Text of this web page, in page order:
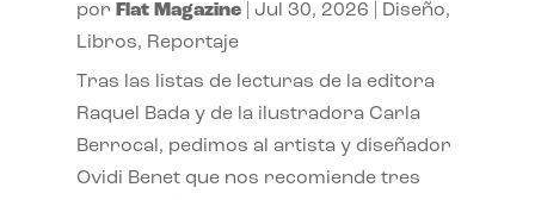
por Flat Magazine| Jul 30, 2026 Diseño,
Libros, Reportaje
Tras las listas de lecturas de la editora
Raquel Bada y de la ilustradora Carla
Berrocal, pedimos al artista y diseñador
Ovidi Benet que nos recomiende tres